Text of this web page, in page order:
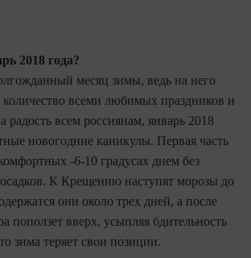
2018 года?
месяц зимы, ведь на него
всеми любимых праздников и
всем россиянам, январь 2018
новогодние каникулы. Первая часть
-6-10 градусах днем без
К Крещению наступят морозы до
они около трех дней, а после
поползет вверх, усыпляя бдительность
зима теряет свои позиции.